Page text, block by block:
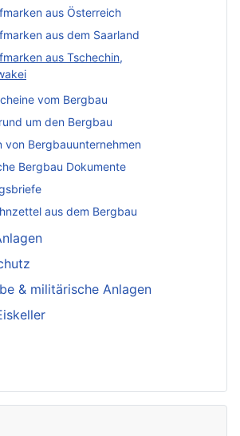
aus Österreich
aus dem Saarland
aus Tschechin,
vom Bergbau
um den Bergbau
von Bergbauunternehmen
Bergbau Dokumente
aus dem Bergbau
& militärische Anlagen